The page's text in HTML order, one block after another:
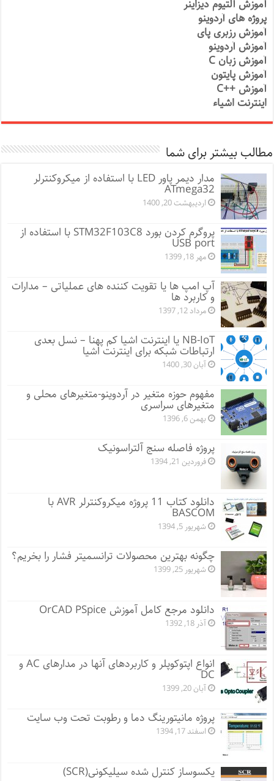
آموزش آلتیوم دیزاینر
پروژه های آردوینو
آموزش رزبری پای
آموزش آردوینو
آموزش زبان C
آموزش پایتون
آموزش ++C
اینترنت اشیاء
مطالب بیشتر برای شما
مدار دیمر پاور LED با استفاده از میکروکنترلر
ATmega32
اردیبهشت 20, 1400
پروگرم کردن بورد STM32F103C8 با استفاده از
USB port
مهر 18, 1399
آپ امپ ها یا تقویت کننده های عملیاتی – مدارات
و کاربرد ها
مرداد 12, 1397
NB-IoT یا اینترنت اشیا کم پهنا – نسل بعدی
ارتباطات شبکه برای اینترنت اشیا
آبان 30, 1400
مفهوم حوزه متغیر در آردوینو-متغیرهای محلی و
متغیرهای سراسری
بهمن 6, 1396
پروژه فاصله سنج آلتراسونیک
فروردین 21, 1394
دانلود کتاب 11 پروژه میکروکنترلر AVR با
BASCOM
شهریور 5, 1394
چگونه بهترین محصولات ترانسمیتر فشار را بخریم؟
شهریور 25, 1399
دانلود مرجع کامل آموزش OrCAD PSpice
آذر 18, 1392
انواع اپتوکوپلر و کاربردهای آنها در مدارهای AC و
DC
آبان 20, 1399
پروژه مانيتورينگ دما و رطوبت تحت وب سایت
اسفند 17, 1394
یکسوساز کنترل شده سیلیکونی(SCR)